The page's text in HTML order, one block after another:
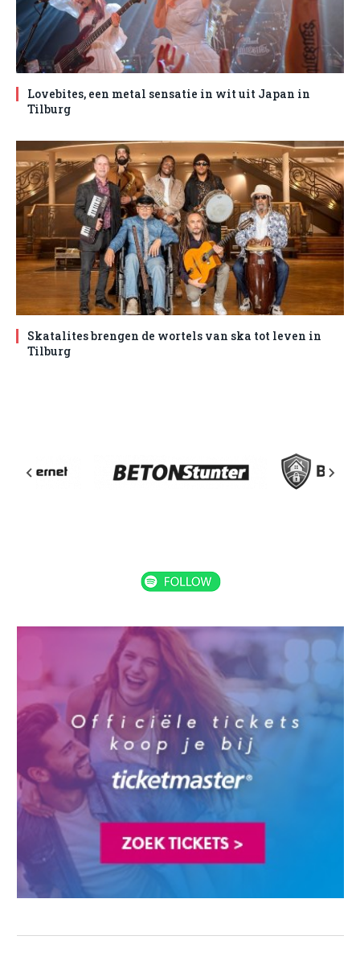
Lovebites, een metal sensatie in wit uit Japan in
Tilburg
Skatalites brengen de wortels van ska tot leven in
Tilburg